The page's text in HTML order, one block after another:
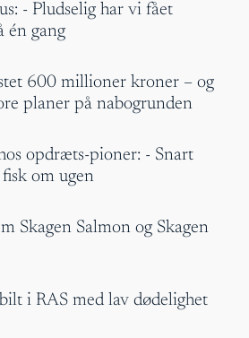
- Pludselig har vi fået
én gang
600 millioner kroner – og
planer på nabogrunden
opdræts-pioner: - Snart
om ugen
Skagen Salmon og Skagen
i RAS med lav dødelighet